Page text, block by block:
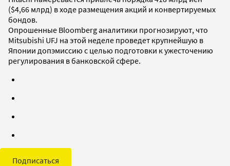
($4,66 млрд) в ходе размещения акций и конвертируемых
бондов.
Опрошенные Bloomberg аналитики прогнозируют, что
Mitsubishi UFJ на этой неделе проведет крупнейшую в
Японии допэмиссию с целью подготовки к ужесточению
регулирования в банковской сфере.
Подписаться